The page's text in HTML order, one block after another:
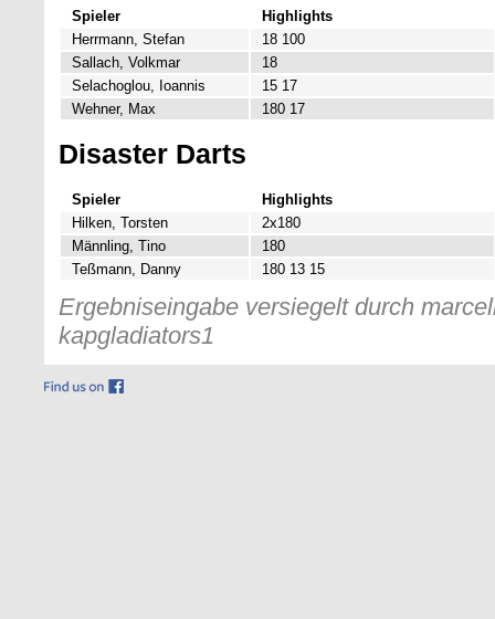
Spieler
Highlights
Herrmann, Stefan
18 100
Sallach, Volkmar
18
Selachoglou, Ioannis
15 17
Wehner, Max
180 17
Disaster Darts
Spieler
Highlights
Hilken, Torsten
2x180
Männling, Tino
180
Teßmann, Danny
180 13 15
Ergebniseingabe versiegelt durch
kapgladiators1